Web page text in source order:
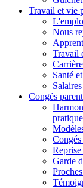
Travail et vie
Nous
Travail
Santé
Congés
pratique
Garde